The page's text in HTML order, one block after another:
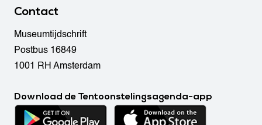
Contact
Museumtijdschrift
Postbus 16849
1001 RH Amsterdam
Download de Tentoonstelingsagenda-app